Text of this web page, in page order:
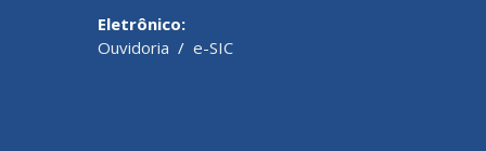
Eletrônico:
Ouvidoria / e-SIC